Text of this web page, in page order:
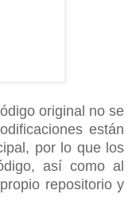
original no se
están
por lo que los
así como al
repositorio y